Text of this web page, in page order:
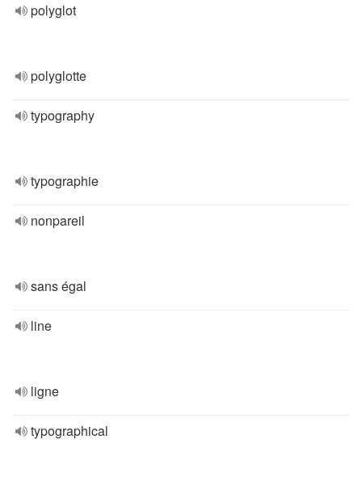
polyglot
polyglotte
typography
typographie
nonpareil
sans égal
line
ligne
typographical